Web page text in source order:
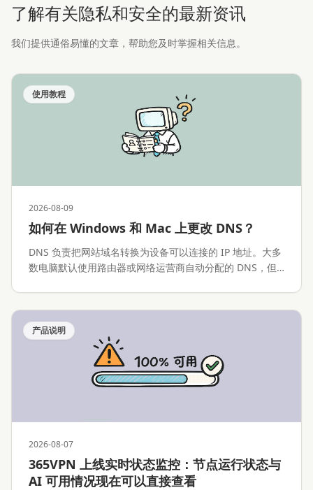
了解有关隐私和安全的最新资讯
我们提供通俗易懂的文章，帮助您及时掌握相关信息。
使用教程
2026-08-09
如何在 Windows 和 Mac 上更改 DNS？
DNS 负责把网站域名转换为设备可以连接的 IP 地址。大多
数电脑默认使用路由器或网络运营商自动分配的 DNS，但
产品说明
2026-08-07
365VPN 上线实时状态监控：节点运行状态与
AI 可用情况现在可以直接查看